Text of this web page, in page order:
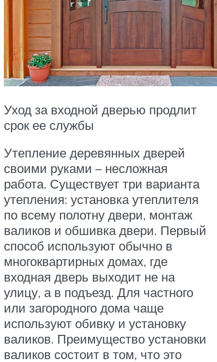
Уход за входной дверью продлит
срок ее службы
Утепление деревянных дверей
своими руками – несложная
работа. Существует три варианта
утепления: установка утеплителя
по всему полотну двери, монтаж
валиков и обшивка двери. Первый
способ используют обычно в
многоквартирных домах, где
входная дверь выходит не на
улицу, а в подъезд. Для частного
или загородного дома чаще
используют обивку и установку
валиков. Преимущество установки
валиков состоит в том, что это